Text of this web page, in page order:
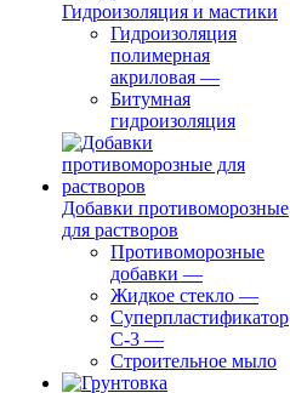
Гидроизоляция и мастики
Гидроизоляция
полимерная
акриловая —
Битумная
гидроизоляция
Добавки противоморозные
для растворов
Противоморозные
добавки —
Жидкое стекло —
Суперпластификатор
С-3 —
Строительное мыло